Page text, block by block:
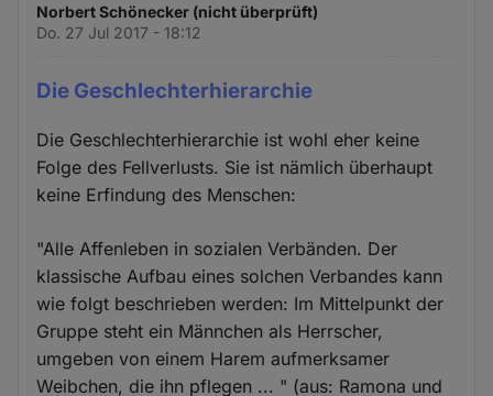
Norbert Schönecker (nicht überprüft)
Do. 27 Jul 2017 - 18:12
Die Geschlechterhierarchie
Die Geschlechterhierarchie ist wohl eher keine
Folge des Fellverlusts. Sie ist nämlich überhaupt
keine Erfindung des Menschen:
"Alle Affenleben in sozialen Verbänden. Der
klassische Aufbau eines solchen Verbandes kann
wie folgt beschrieben werden: Im Mittelpunkt der
Gruppe steht ein Männchen als Herrscher,
umgeben von einem Harem aufmerksamer
Weibchen, die ihn pflegen ... " (aus: Ramona und